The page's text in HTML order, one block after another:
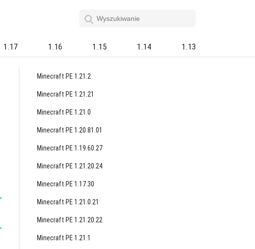
1.17 1.16 1.15 1.14 1.13
Minecraft PE 1.21.2
Minecraft PE 1.21.21
Minecraft PE 1.21.0
Minecraft PE 1.20.81.01
Minecraft PE 1.19.60.27
Minecraft PE 1.21.20.24
Minecraft PE 1.17.30
Minecraft PE 1.21.0.21
Minecraft PE 1.21.20.22
Minecraft PE 1.21.1